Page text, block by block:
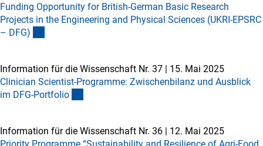
Funding Opportunity for British-German Basic Research
Projects in the Engineering and Physical Sciences (UKRI-EPSRC
– DFG)
Information für die Wissenschaft Nr. 37 | 15. Mai 2025
Clinician Scientist-Programme: Zwischenbilanz und Ausblick
im DFG-Portfolio
Information für die Wissenschaft Nr. 36 | 12. Mai 2025
Priority Programme “Sustainability and Resilience of Agri-Food